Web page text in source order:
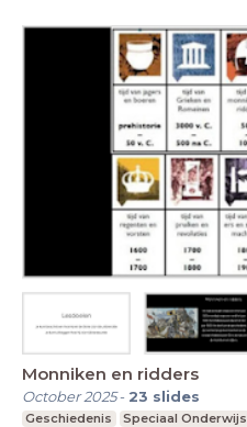
Monniken en ridders
October 2025- 23 slides
Geschiedenis Speciaal Onderwijs